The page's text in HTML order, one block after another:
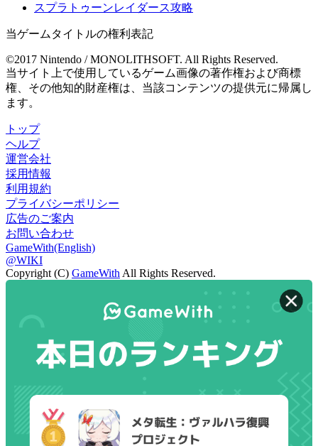
スプラトゥーンレイダース攻略
当ゲームタイトルの権利表記
©2017 Nintendo / MONOLITHSOFT. All Rights Reserved.
当サイト上で使用しているゲーム画像の著作権および商標
権、その他知的財産権は、当該コンテンツの提供元に帰属し
ます。
トップ
ヘルプ
運営会社
採用情報
利用規約
プライバシーポリシー
広告のご案内
お問い合わせ
GameWith(English)
@WIKI
Copyright (C) GameWith All Rights Reserved.